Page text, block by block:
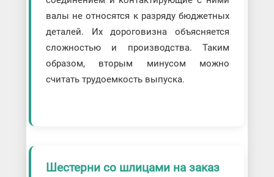
валы не относятся к разряду бюджетных
деталей. Их дороговизна объясняется
сложностью и производства. Таким
образом, вторым минусом можно
считать трудоемкость выпуска.
Шестерни со шлицами на заказ